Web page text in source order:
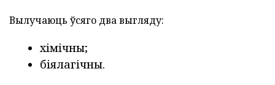
Вылучаюць ўсяго два выгляду:
хімічны;
біялагічны.